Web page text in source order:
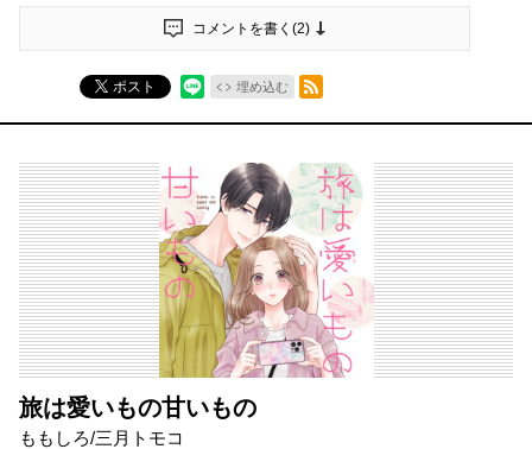
コメントを書く(2)
ポスト 埋め込む
RSSフィード
旅は愛いもの甘いもの
ももしろ/三月トモコ